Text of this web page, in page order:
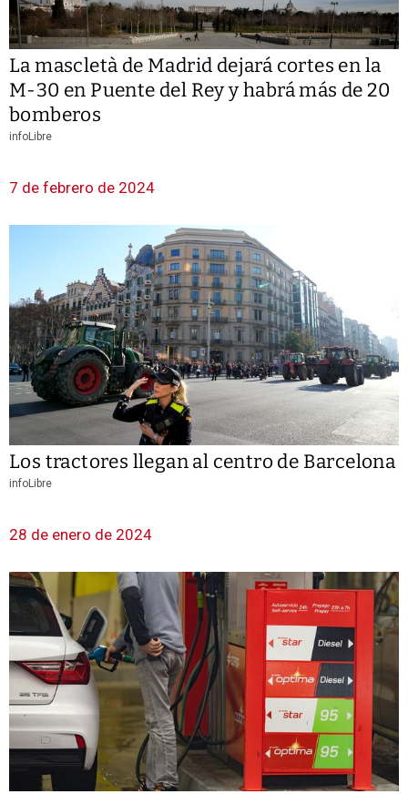
La mascletà de Madrid dejará cortes en la
M-30 en Puente del Rey y habrá más de 20
bomberos
infoLibre
7 de febrero de 2024
Los tractores llegan al centro de Barcelona
infoLibre
28 de enero de 2024